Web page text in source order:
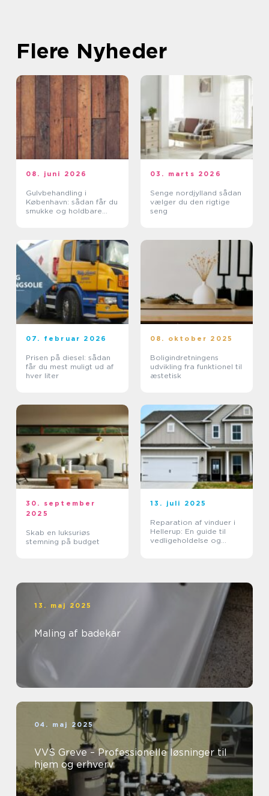
Flere Nyheder
08. juni 2026
Gulvbehandling i
København: sådan får du
smukke og holdbare
03. marts 2026
Senge nordjylland sådan
vælger du den rigtige
seng
07. februar 2026
Prisen på diesel: sådan
får du mest muligt ud af
hver liter
08. oktober 2025
Boligindretningens
udvikling fra funktionel til
æstetisk
30. september
2025
Skab en luksuriøs
stemning på budget
13. juli 2025
Reparation af vinduer i
Hellerup: En guide til
vedligeholdelse og
13. maj 2025
Maling af badekar
04. maj 2025
VVS Greve – Professionelle løsninger til
hjem og erhverv